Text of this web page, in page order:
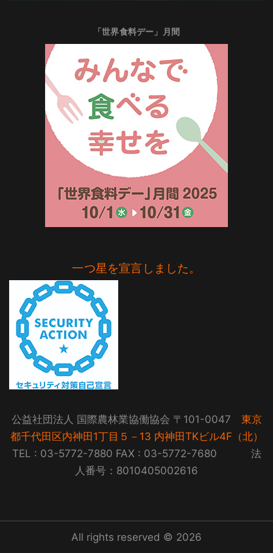
「世界食料デー」月間
一つ星を宣言しました。
公益社団法人 国際農林業協働協会 〒101-0047 東京
都千代田区内神田1丁目５－13 内神田TKビル4F（北）
TEL : 03-5772-7880 FAX : 03-5772-7680 法
人番号：8010405002616
All rights reserved © 2026